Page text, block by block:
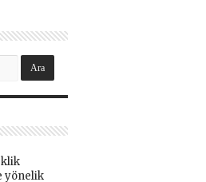
yönelik